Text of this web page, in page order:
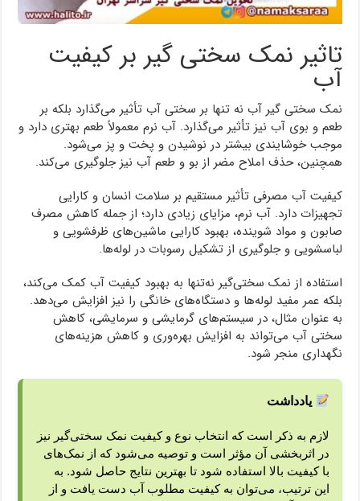
تاثیر نمک سختی گیر بر کیفیت
آب
نمک سختی گیر آب نه تنها بر سختی آب تأثیر می‌گذارد بلکه بر
طعم و بوی آب نیز تأثیر می‌گذارد. آب نرم معمولاً طعم بهتری دارد و
موجب خوشایندی بیشتر در نوشیدن و پخت و پز می‌شود.
همچنین، حذف املاح مضر از بو و طعم آب نیز جلوگیری می‌کند.
کیفیت آب مصرفی تأثیر مستقیم بر سلامت انسان و کارایی
تجهیزات دارد. آب نرم، مزایای زیادی دارد؛ از جمله کاهش مصرف
صابون و مواد شوینده، بهبود کارایی ماشین‌های ظرفشویی و
لباسشویی و جلوگیری از تشکیل رسوبات در لوله‌ها.
استفاده از نمک سختی‌گیر نه‌تنها به بهبود کیفیت آب کمک می‌کند،
بلکه عمر مفید لوله‌ها و دستگاه‌های خانگی را نیز افزایش می‌دهد.
به عنوان مثال، در سیستم‌های گرمایشی و سرمایشی، کاهش
سختی آب می‌تواند به افزایش بهره‌وری و کاهش هزینه‌های
نگهداری منجر شود.
یادداشت
لازم به ذکر است که انتخاب نوع و کیفیت نمک سختی‌گیر نیز
در اثربخشی آن مؤثر است و توصیه می‌شود که از نمک‌های
با کیفیت بالا استفاده شود تا بهترین نتایج حاصل شود. به
این ترتیب، می‌توان به کیفیت مطلوب آب دست یافت و از